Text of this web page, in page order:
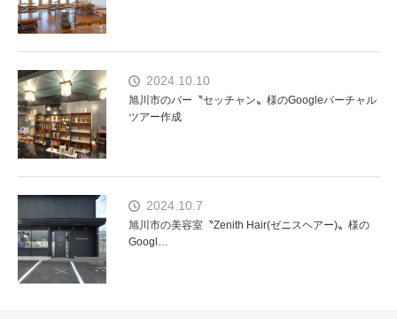
2024.10.10
旭川市のバー〝セッチャン〟様のGoogleバーチャル
ツアー作成
2024.10.7
旭川市の美容室〝Zenith Hair(ゼニスヘアー)〟様の
Googl…